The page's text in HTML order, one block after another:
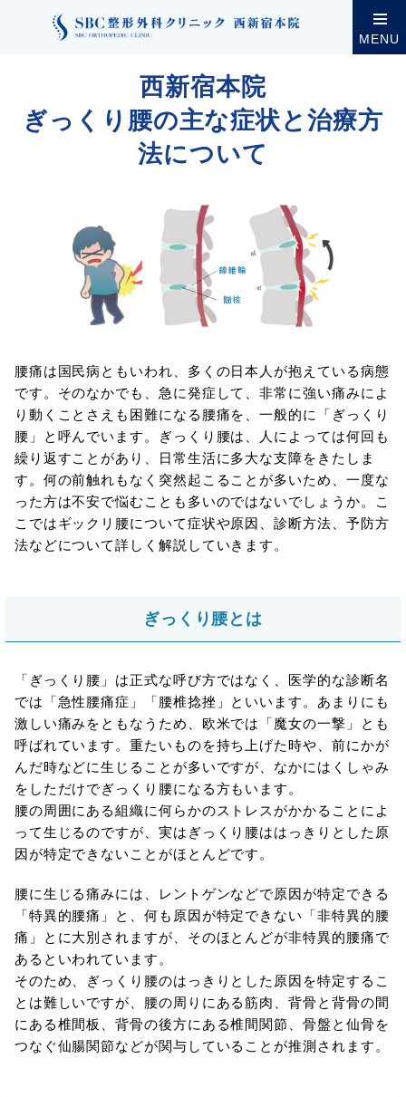
MENU
クリニック案内 西新宿本院の診療・設
西新宿本院
ぎっくり腰の主な症状と治療方
法について
腰痛は国民病ともいわれ、多くの日本人が抱えている病態
です。そのなかでも、急に発症して、非常に強い痛みによ
り動くことさえも困難になる腰痛を、一般的に「ぎっくり
腰」と呼んでいます。ぎっくり腰は、人によっては何回も
繰り返すことがあり、日常生活に多大な支障をきたしま
す。何の前触れもなく突然起こることが多いため、一度な
った方は不安で悩むことも多いのではないでしょうか。こ
こではギックリ腰について症状や原因、診断方法、予防方
法などについて詳しく解説していきます。
ぎっくり腰とは
「ぎっくり腰」は正式な呼び方ではなく、医学的な診断名
では「急性腰痛症」「腰椎捻挫」といいます。あまりにも
激しい痛みをともなうため、欧米では「魔女の一撃」とも
呼ばれています。重たいものを持ち上げた時や、前にかが
んだ時などに生じることが多いですが、なかにはくしゃみ
をしただけでぎっくり腰になる方もいます。
腰の周囲にある組織に何らかのストレスがかかることによ
って生じるのですが、実はぎっくり腰ははっきりとした原
因が特定できないことがほとんどです。
腰に生じる痛みには、レントゲンなどで原因が特定できる
「特異的腰痛」と、何も原因が特定できない「非特異的腰
痛」とに大別されますが、そのほとんどが非特異的腰痛で
あるといわれています。
そのため、ぎっくり腰のはっきりとした原因を特定するこ
とは難しいですが、腰の周りにある筋肉、背骨と背骨の間
にある椎間板、背骨の後方にある椎間関節、骨盤と仙骨を
つなぐ仙腸関節などが関与していることが推測されます。